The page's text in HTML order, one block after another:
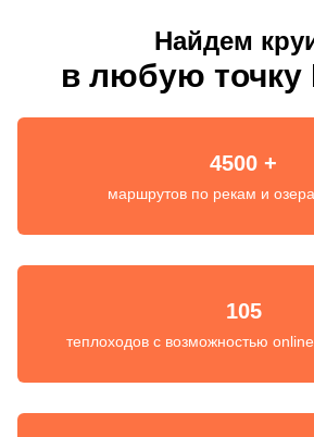
Найдем
в любую точку
4500 +
маршрутов по рекам и
105
теплоходов с возможностью